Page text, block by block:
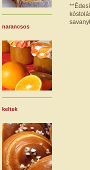
narancsos
keltek